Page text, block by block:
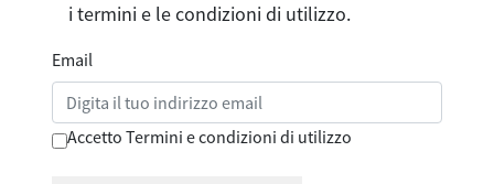
i termini e le condizioni di utilizzo.
Email
Accetto Termini e condizioni di utilizzo